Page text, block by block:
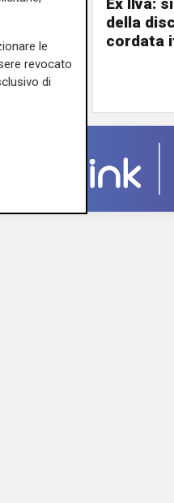
05/08/2026
della
cordata
le
revocato
di